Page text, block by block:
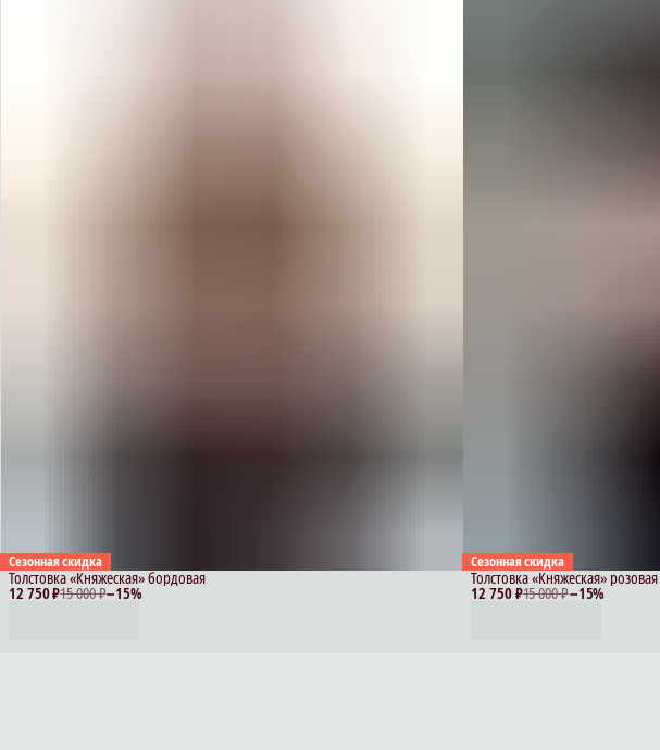
Сезонная скидка
12 750 ₽15 000 ₽−15%
Толстовка «Княжеская» бордовая
Сезонная скидка
12 750 ₽15 000 ₽−15%
Толстовка «Княжеская» розовая